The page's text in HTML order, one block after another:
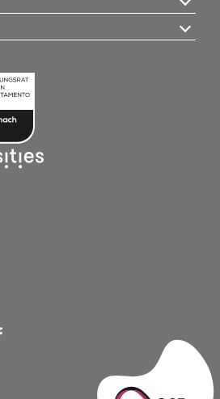
linkedin
on: bluesky
us on: facebook